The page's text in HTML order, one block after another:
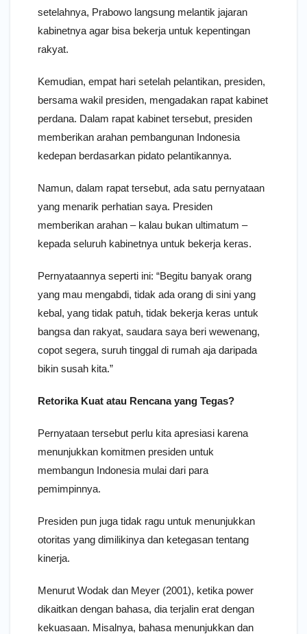
setelahnya, Prabowo langsung melantik jajaran
kabinetnya agar bisa bekerja untuk kepentingan
rakyat.
Kemudian, empat hari setelah pelantikan, presiden,
bersama wakil presiden, mengadakan rapat kabinet
perdana. Dalam rapat kabinet tersebut, presiden
memberikan arahan pembangunan Indonesia
kedepan berdasarkan pidato pelantikannya.
Namun, dalam rapat tersebut, ada satu pernyataan
yang menarik perhatian saya. Presiden
memberikan arahan – kalau bukan ultimatum –
kepada seluruh kabinetnya untuk bekerja keras.
Pernyataannya seperti ini: “Begitu banyak orang
yang mau mengabdi, tidak ada orang di sini yang
kebal, yang tidak patuh, tidak bekerja keras untuk
bangsa dan rakyat, saudara saya beri wewenang,
copot segera, suruh tinggal di rumah aja daripada
bikin susah kita.”
Retorika Kuat atau Rencana yang Tegas?
Pernyataan tersebut perlu kita apresiasi karena
menunjukkan komitmen presiden untuk
membangun Indonesia mulai dari para
pemimpinnya.
Presiden pun juga tidak ragu untuk menunjukkan
otoritas yang dimilikinya dan ketegasan tentang
kinerja.
Menurut Wodak dan Meyer (2001), ketika power
dikaitkan dengan bahasa, dia terjalin erat dengan
kekuasaan. Misalnya, bahasa menunjukkan dan